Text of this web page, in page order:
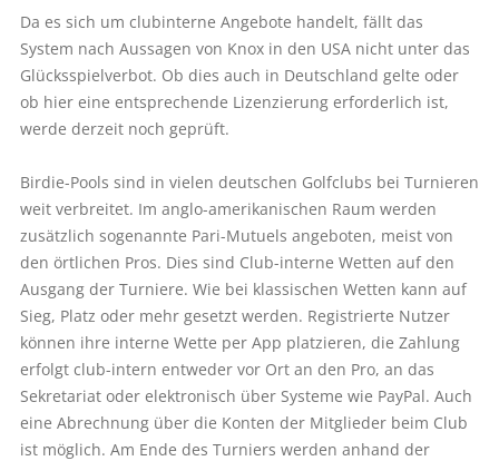
Da es sich um clubinterne Angebote handelt, fällt das
System nach Aussagen von Knox in den USA nicht unter das
Glücksspielverbot. Ob dies auch in Deutschland gelte oder
ob hier eine entsprechende Lizenzierung erforderlich ist,
werde derzeit noch geprüft.
Birdie-Pools sind in vielen deutschen Golfclubs bei Turnieren
weit verbreitet. Im anglo-amerikanischen Raum werden
zusätzlich sogenannte Pari-Mutuels angeboten, meist von
den örtlichen Pros. Dies sind Club-interne Wetten auf den
Ausgang der Turniere. Wie bei klassischen Wetten kann auf
Sieg, Platz oder mehr gesetzt werden. Registrierte Nutzer
können ihre interne Wette per App platzieren, die Zahlung
erfolgt club-intern entweder vor Ort an den Pro, an das
Sekretariat oder elektronisch über Systeme wie PayPal. Auch
eine Abrechnung über die Konten der Mitglieder beim Club
ist möglich. Am Ende des Turniers werden anhand der